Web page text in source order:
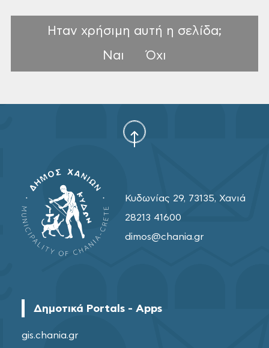
Ηταν χρήσιμη αυτή η σελίδα;
Ναι
Όχι
Κυδωνίας 29, 73135, Χανιά
28213 41600
dimos@chania.gr
Δημοτικά Portals - Apps
gis.chania.gr